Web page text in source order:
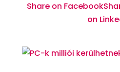
Share on Facebook
on